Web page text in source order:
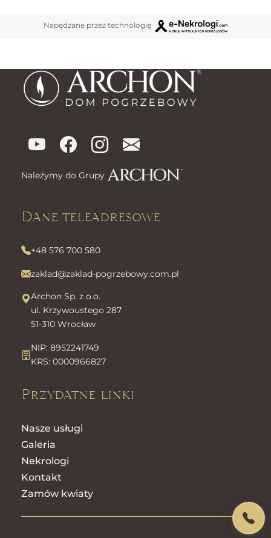
Napędzane przez technologię
Należymy do Grupy
Dane teleadresowe
+48 576 700 580
zaklad@zaklad-pogrzebowy.com.pl
Archon Sp. z o.o.
ul. Krzywoustego 287
51-310 Wrocław
NIP: 8952241749
KRS: 0000966827
Przydatne linki
Nasze usługi
Galeria
Nekrologi
Kontakt
Zamów kwiaty